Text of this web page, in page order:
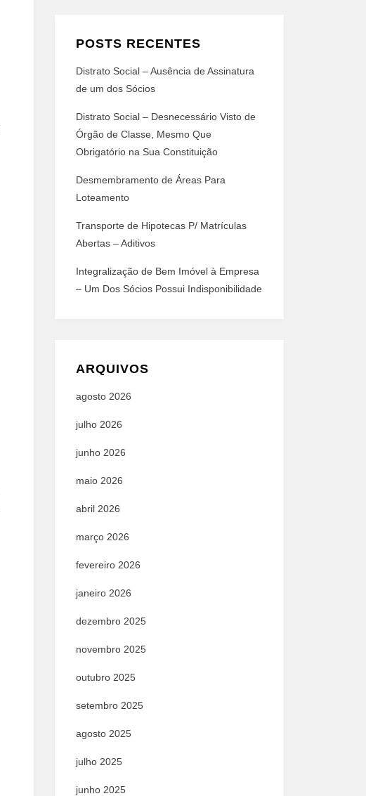
POSTS RECENTES
Distrato Social – Ausência de Assinatura
de um dos Sócios
Distrato Social – Desnecessário Visto de
Órgão de Classe, Mesmo Que
Obrigatório na Sua Constituição
Desmembramento de Áreas Para
Loteamento
Transporte de Hipotecas P/ Matrículas
Abertas – Aditivos
Integralização de Bem Imóvel à Empresa
– Um Dos Sócios Possui Indisponibilidade
ARQUIVOS
agosto 2026
julho 2026
junho 2026
maio 2026
abril 2026
março 2026
fevereiro 2026
janeiro 2026
dezembro 2025
novembro 2025
outubro 2025
setembro 2025
agosto 2025
julho 2025
junho 2025